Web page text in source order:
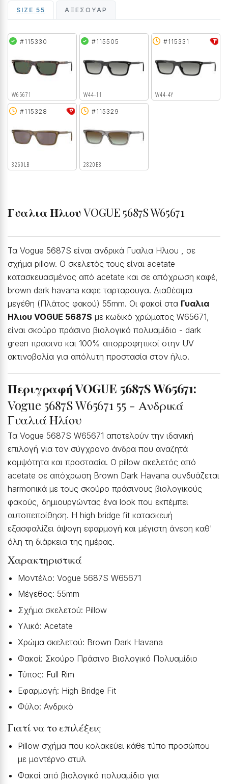
SIZE 55 ΑΞΕΣΟΥΆΡ
#115330
W65671
#115505
W44-11
#115331
W44-4Y
#115328
3260LB
#115329
2820E8
Γυαλια ΗλιουVOGUE 5687S W65671
Τα Vogue 5687S είναι ανδρικά Γυαλια Ηλιου , σε
σχήμα pillow. Ο σκελετός τους είναι acetate
κατασκευασμένος από acetate και σε απόχρωση καφέ,
brown dark havana καφε ταρταρουγα. Διαθέσιμα
μεγέθη (Πλάτος φακού) 55mm. Οι φακοί στα Γυαλια
Ηλιου VOGUE 5687S με κωδικό χρώματος W65671,
είναι σκούρο πράσινο βιολογικό πολυαμίδιο - dark
green πρασινο και 100% απορροφητικοί στην UV
ακτινοβολία για απόλυτη προστασία στον ήλιο.
Περιγραφή VOGUE 5687S W65671:
Vogue 5687S W65671 55 - Ανδρικά
Γυαλιά Ηλίου
Τα Vogue 5687S W65671 αποτελούν την ιδανική
επιλογή για τον σύγχρονο άνδρα που αναζητά
κομψότητα και προστασία. Ο pillow σκελετός από
acetate σε απόχρωση Brown Dark Havana συνδυάζεται
harmonικά με τους σκούρο πράσινους βιολογικούς
φακούς, δημιουργώντας ένα look που εκπέμπει
αυτοπεποίθηση. Η high bridge fit κατασκευή
εξασφαλίζει άψογη εφαρμογή και μέγιστη άνεση καθ'
όλη τη διάρκεια της ημέρας.
Χαρακτηριστικά
Μοντέλο: Vogue 5687S W65671
Μέγεθος: 55mm
Σχήμα σκελετού: Pillow
Υλικό: Acetate
Χρώμα σκελετού: Brown Dark Havana
Φακοί: Σκούρο Πράσινο Βιολογικό Πολυαμίδιο
Τύπος: Full Rim
Εφαρμογή: High Bridge Fit
Φύλο: Ανδρικό
Γιατί να το επιλέξεις
Pillow σχήμα που κολακεύει κάθε τύπο προσώπου
με μοντέρνο στυλ
Φακοί από βιολογικό πολυαμίδιο για